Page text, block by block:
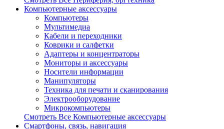
Компьютерные аксессуары
Компьютеры
Мультимедиа
Кабели и переходники
Коврики и салфетки
Адаптеры и концентраторы
Мониторы и аксессуары
Носители информации
Манипуляторы
Техника для печати и сканирования
Электрооборудование
Микрокомпьютеры
Смотреть Все Компьютерные аксессуары
Смартфоны, связь, навигация